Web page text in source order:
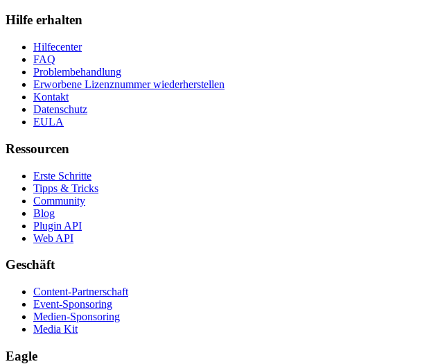
Hilfe erhalten
Hilfecenter
FAQ
Problembehandlung
Erworbene Lizenznummer wiederherstellen
Kontakt
Datenschutz
EULA
Ressourcen
Erste Schritte
Tipps & Tricks
Community
Blog
Plugin API
Web API
Geschäft
Content-Partnerschaft
Event-Sponsoring
Medien-Sponsoring
Media Kit
Eagle